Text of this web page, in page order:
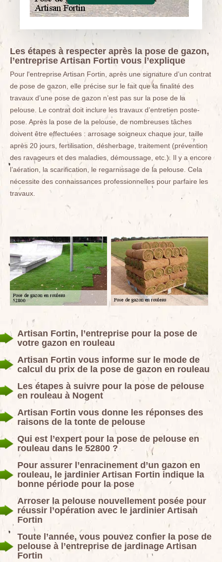
Les étapes à respecter après la pose de gazon,
l’entreprise Artisan Fortin vous l’explique
Pour l'entreprise Artisan Fortin, après une signature d’un contrat
de pose de gazon, elle précise sur le fait que la finalité des
travaux d’une pose de gazon n’est pas sur la pose de la
pelouse. Le contrat doit inclure les travaux d’entretien poste-
pose. Après la pose de la pelouse, de nombreuses tâches
doivent être effectuées : arrosage soigneux chaque jour, taille
après 20 jours, fertilisation, désherbage, traitement (prévention
des ravageurs et des maladies, démoussage, etc.). Il y a encore
l’aération, la scarification, le regarnissage de la pelouse. Cela
nécessite des connaissances professionnelles pour parfaire les
travaux.
Artisan Fortin, l’entreprise pour la pose de
votre gazon en rouleau
Artisan Fortin vous informe sur le mode de
calcul du prix de la pose de gazon en rouleau
Les étapes à suivre pour la pose de pelouse
en rouleau à Nogent
Artisan Fortin vous donne les réponses des
raisons de la tonte de pelouse
Qui est l’expert pour la pose de pelouse en
rouleau dans le 52800 ?
Pour assurer l’enracinement d’un gazon en
rouleau, le jardinier Artisan Fortin indique la
bonne période pour la pose
Arroser la pelouse nouvellement posée pour
réussir l’opération avec le jardinier Artisan
Fortin
Toute l’année, vous pouvez confier la pose de
pelouse à l’entreprise de jardinage Artisan
Fortin